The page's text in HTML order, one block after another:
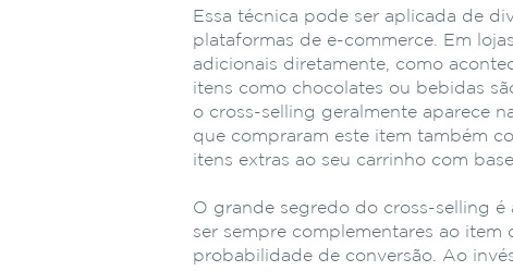
Essa técnica pode ser aplicada de
plataformas de e-commerce. Em
adicionais diretamente, como
itens como chocolates ou bebidas
o cross-selling geralmente aparece
que compraram este item também
itens extras ao seu carrinho com
O grande segredo do cross-selling
ser sempre complementares ao
probabilidade de conversão. Ao